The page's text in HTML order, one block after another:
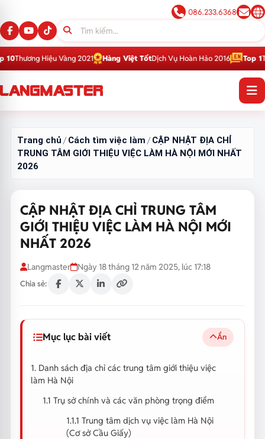
086.233.6368
Vàng 2021 Hàng Việt TốtDịch Vụ Hoàn Hảo 2016 Top 1Thương Hiệu
Trang chủ /Cách tìm việc làm /CẬP NHẬT ĐỊA CHỈ
TRUNG TÂM GIỚI THIỆU VIỆC LÀM HÀ NỘI MỚI NHẤT
2026
CẬP NHẬT ĐỊA CHỈ TRUNG TÂM
GIỚI THIỆU VIỆC LÀM HÀ NỘI MỚI
NHẤT 2026
Langmaster Ngày 18 tháng 12 năm 2025, lúc 17:18
Chia sẻ:
Mục lục bài viết Ẩn
1. Danh sách địa chỉ các trung tâm giới thiệu việc
làm Hà Nội
1.1 Trụ sở chính và các văn phòng trọng điểm
1.1.1 Trung tâm dịch vụ việc làm Hà Nội
(Cơ sở Cầu Giấy)